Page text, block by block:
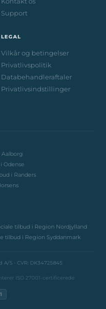
Support
LEGAL
Vilkår og betingelser
Privatlivspolitik
Databehandleraftaler
Privatlivsindstillinger
Aalborg
Odense
i Randers
tilbud i Region Nordjylland
tilbud i Region Syddanmark
S · CVR: DK34725845
ISO 27001-certificerede